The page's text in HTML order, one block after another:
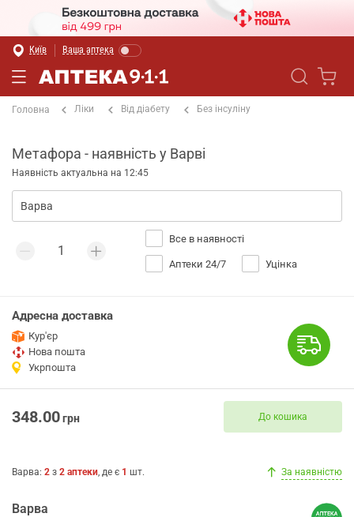
Київ Ваша аптека
Головна Ліки Від діабету Без інсуліну
Метафора - наявність у Варві
Наявність актуальна на 12:45
Все в наявності
Аптеки 24/7 Уцінка
Адресна доставка
Кур'єр
Нова пошта
Укрпошта
348.00грн До кошика
Варва: 2 з 2 аптеки, де є 1 шт. За наявністю
Варва